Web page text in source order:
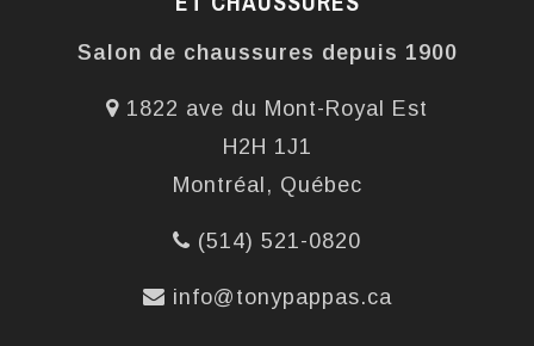
Salon de chaussures depuis 1900
1822 ave du Mont-Royal Est
H2H 1J1
Montréal, Québec
(514) 521-0820
info@tonypappas.ca